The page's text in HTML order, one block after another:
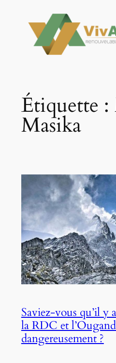
contenu
Étiquette :
Masika
Saviez-vous qu’il y
la RDC et
dangereusement ?